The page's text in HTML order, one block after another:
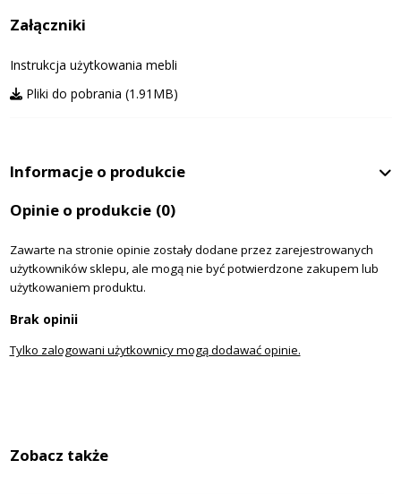
Załączniki
Instrukcja użytkowania mebli
Pliki do pobrania (1.91MB)
Informacje o produkcie
Opinie o produkcie (0)
Zawarte na stronie opinie zostały dodane przez zarejestrowanych
użytkowników sklepu, ale mogą nie być potwierdzone zakupem lub
użytkowaniem produktu.
Brak opinii
Tylko zalogowani użytkownicy mogą dodawać opinie.
Zobacz także